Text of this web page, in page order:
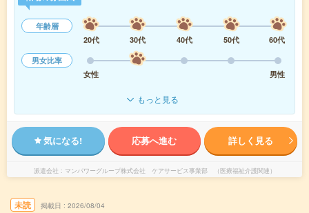
年齢層
20代
30代 40代 50代
60代
男女比率
女性
男性
もっと見る
気になる! 応募へ進む 詳しく見る
派遣会社 マンパワーグループ株式会社 ケアサービス事業部 （医療福祉介護関連）
未読 掲載日 2026/08/04